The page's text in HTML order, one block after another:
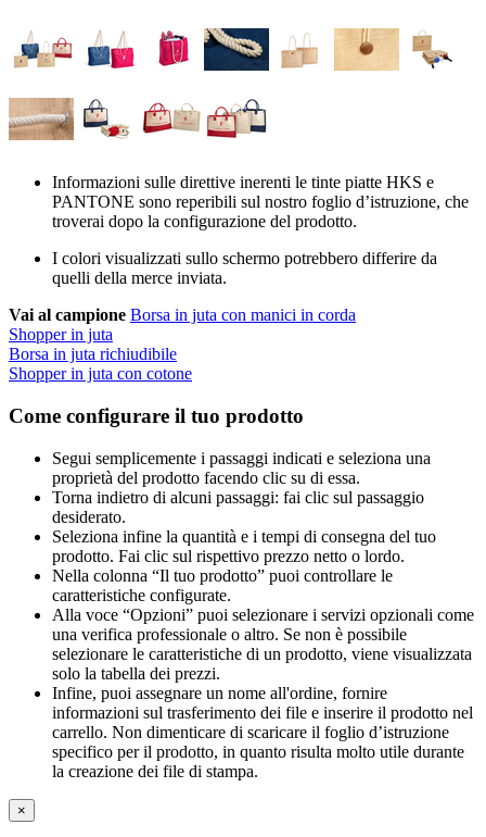
Informazioni sulle direttive inerenti le tinte piatte HKS e
PANTONE sono reperibili sul nostro foglio d’istruzione, che
troverai dopo la configurazione del prodotto.
I colori visualizzati sullo schermo potrebbero differire da
quelli della merce inviata.
Vai al campione Borsa in juta con manici in corda
Shopper in juta
Borsa in juta richiudibile
Shopper in juta con cotone
Come configurare il tuo prodotto
Segui semplicemente i passaggi indicati e seleziona una
proprietà del prodotto facendo clic su di essa.
Torna indietro di alcuni passaggi: fai clic sul passaggio
desiderato.
Seleziona infine la quantità e i tempi di consegna del tuo
prodotto. Fai clic sul rispettivo prezzo netto o lordo.
Nella colonna “Il tuo prodotto” puoi controllare le
caratteristiche configurate.
Alla voce “Opzioni” puoi selezionare i servizi opzionali come
una verifica professionale o altro. Se non è possibile
selezionare le caratteristiche di un prodotto, viene visualizzata
solo la tabella dei prezzi.
Infine, puoi assegnare un nome all'ordine, fornire
informazioni sul trasferimento dei file e inserire il prodotto nel
carrello. Non dimenticare di scaricare il foglio d’istruzione
specifico per il prodotto, in quanto risulta molto utile durante
la creazione dei file di stampa.
×